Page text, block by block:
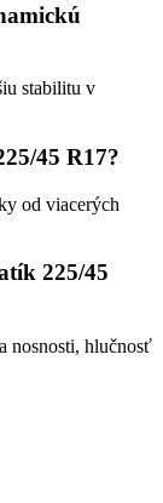
stabilitu v
45 R17?
od viacerých
225/45
nosnosti, hlučnosť